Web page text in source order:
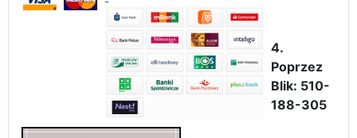
4.
Poprzez
Blik: 510-
188-305